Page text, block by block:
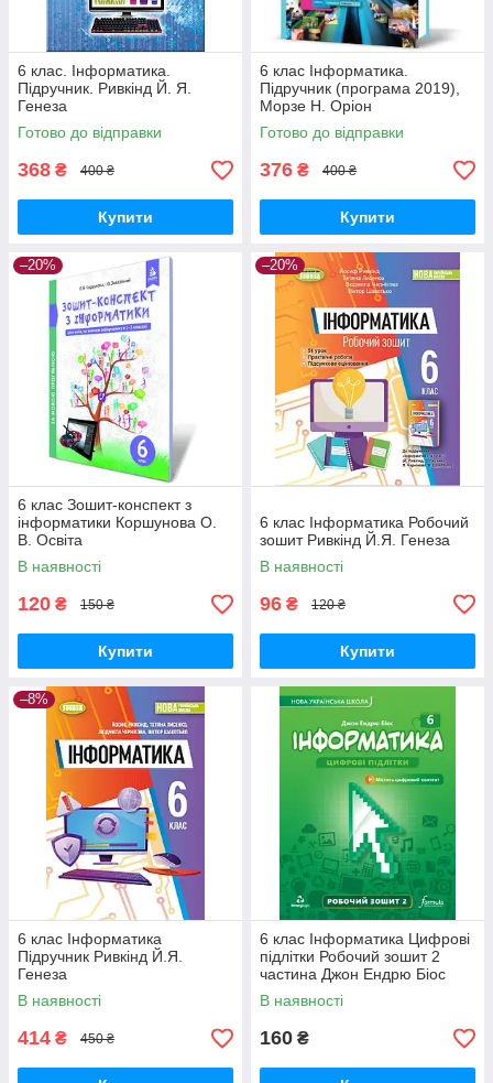
6 клас. Інформатика.
Підручник. Ривкінд Й. Я.
Генеза
Готово до відправки
368 ₴ 400 ₴
Купити
6 клас Інформатика.
Підручник (програма 2019),
Морзе Н. Оріон
Готово до відправки
376 ₴ 400 ₴
Купити
–20%
6 клас Зошит-конспект з
інформатики Коршунова О.
В. Освіта
В наявності
120 ₴ 150 ₴
Купити
–20%
6 клас Інформатика Робочий
зошит Ривкінд Й.Я. Генеза
В наявності
96 ₴ 120 ₴
Купити
–8%
6 клас Інформатика
Підручник Ривкінд Й.Я.
Генеза
В наявності
414 ₴ 450 ₴
6 клас Інформатика Цифрові
підлітки Робочий зошит 2
частина Джон Ендрю Біос
Лінгвіст
В наявності
160 ₴